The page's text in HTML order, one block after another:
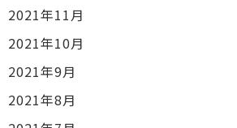
2021年11月
2021年10月
2021年9月
2021年8月